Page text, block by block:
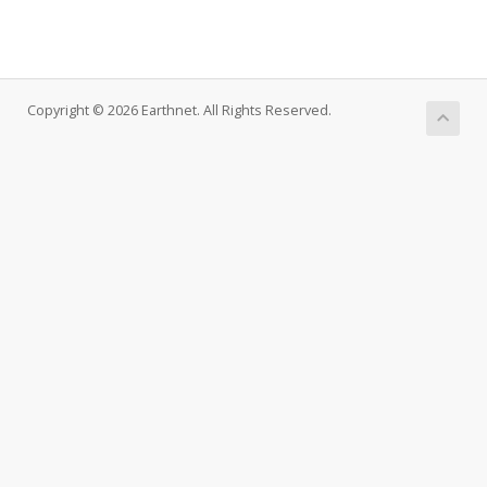
Copyright © 2026 Earthnet. All Rights Reserved.